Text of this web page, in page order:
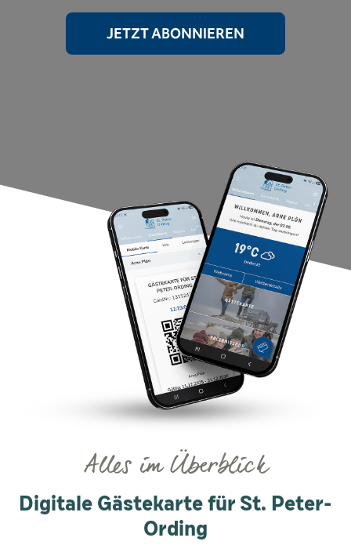
Alles im Überblick
Digitale Gästekarte für St. Peter-
Ording